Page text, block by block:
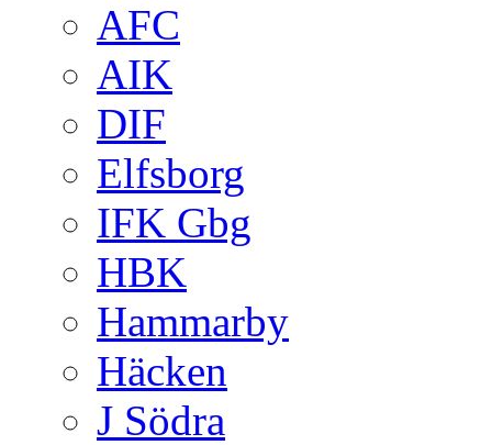
AFC
AIK
DIF
Elfsborg
IFK Gbg
HBK
Hammarby
Häcken
J Södra